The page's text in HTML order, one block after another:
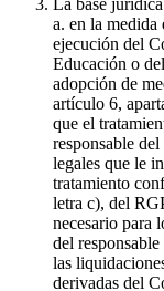
a. en la medida
ejecución del
Educación o
adopción de
artículo 6,
que el
responsable
legales que le
tratamiento
letra c), del
necesario para
del
las
derivadas del